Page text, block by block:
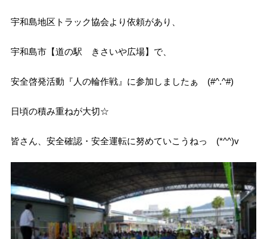
宇和島地区トラック協会より依頼があり、
宇和島市【道の駅 きさいや広場】で、
安全啓発活動『人の輪作戦』に参加しましたぁ (#^.^#)
日頃の積み重ねが大切☆
皆さん、安全確認・安全運転に努めていこうねっ (*^^)v